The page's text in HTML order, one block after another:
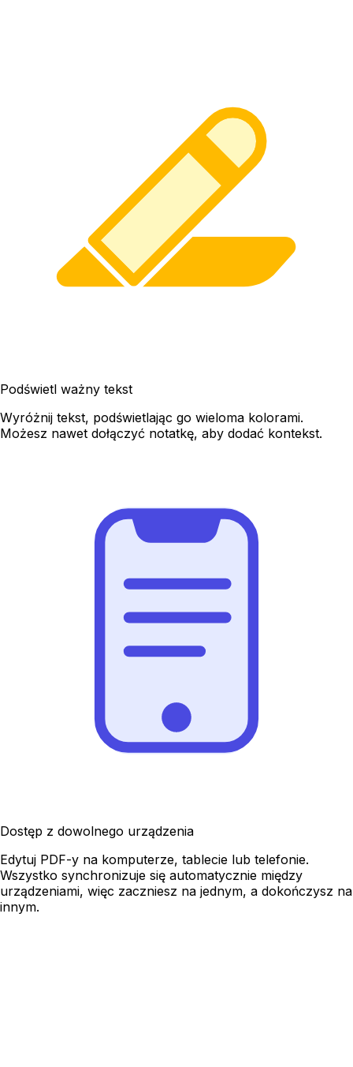
Podświetl ważny tekst
Wyróżnij tekst, podświetlając go wieloma kolorami.
Możesz nawet dołączyć notatkę, aby dodać kontekst.
Dostęp z dowolnego urządzenia
Edytuj PDF-y na komputerze, tablecie lub telefonie.
Wszystko synchronizuje się automatycznie między
urządzeniami, więc zaczniesz na jednym, a dokończysz na
innym.